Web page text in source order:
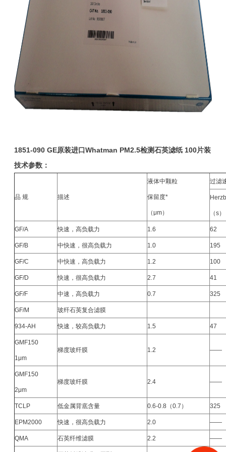
1851-090 GE原装进口Whatman PM2.5检测石英滤纸 100片装
技术参数：
品 规 描述
液体中颗粒
保留度*
（μm）
过滤
（s）
GF/A 快速，高负载力 1.6 62
GF/B 中快速，很高负载力 1.0 195
GF/C 中快速，高负载力 1.2 100
GF/D 快速，很高负载力 2.7 41
GF/F 中速，高负载力 0.7 325
GF/M 玻纤石英复合滤膜
934-AH 快速，较高负载力 1.5 47
GMF150
1μm
梯度玻纤膜 1.2 ――
GMF150
2μm
梯度玻纤膜 2.4 ――
TCLP 低金属背底含量 0.6-0.8（0.7） 325
EPM2000 快速，很高负载力 2.0 ――
QMA 石英纤维滤膜 2.2 ――